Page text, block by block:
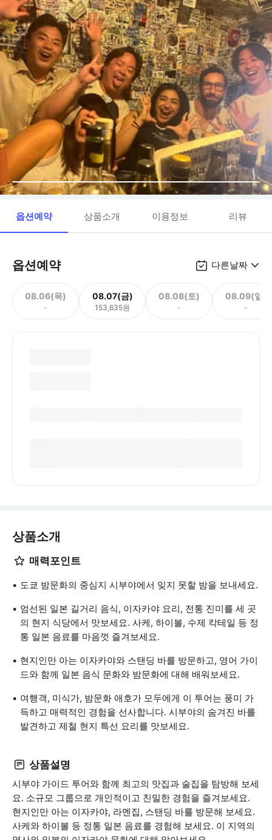
옵션예약 상품소개 이용정보 리뷰
옵션예약 다른날짜
08.06(목)
-
08.07(금)
153,635원
08.08(토)
-
08.09(일)
-
상품소개
매력포인트
도쿄 밤문화의 중심지 시부야에서 잊지 못할 밤을 보내세요.
엄선된 일본 길거리 음식, 이자카야 요리, 전통 진미를 세 곳
의 현지 식당에서 맛보세요. 사케, 하이볼, 수제 칵테일 등 정
통 일본 음료를 마음껏 즐겨보세요.
현지인만 아는 이자카야와 스탠딩 바를 방문하고, 영어 가이
드와 함께 일본 음식 문화와 밤문화에 대해 배워보세요.
여행객, 미식가, 밤문화 애호가 모두에게 이 투어는 풍미 가
득하고 매력적인 경험을 선사합니다. 시부야의 숨겨진 바를
발견하고 제철 현지 특선 요리를 맛보세요.
상품설명
시부야 가이드 투어와 함께 최고의 맛집과 술집을 탐방해 보세
요. 소규모 그룹으로 개인적이고 친밀한 경험을 즐겨보세요.
현지인만 아는 이자카야, 라멘집, 스탠딩 바를 방문해 보세요.
사케와 하이볼 등 정통 일본 음료를 경험해 보세요. 이 지역의